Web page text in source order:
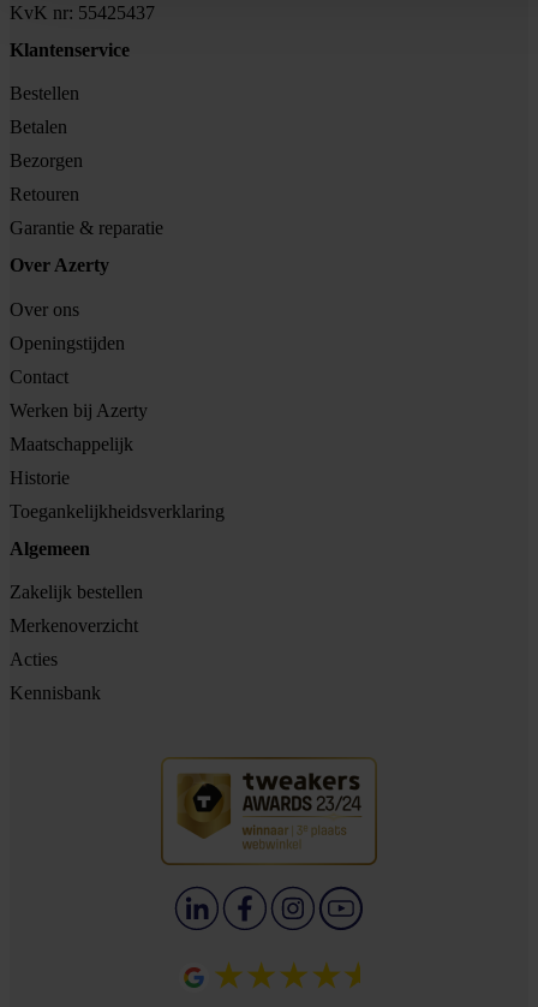
KvK nr: 55425437
Klantenservice
Bestellen
Betalen
Bezorgen
Retouren
Garantie & reparatie
Over Azerty
Over ons
Openingstijden
Contact
Werken bij Azerty
Maatschappelijk
Historie
Toegankelijkheidsverklaring
Algemeen
Zakelijk bestellen
Merkenoverzicht
Acties
Kennisbank